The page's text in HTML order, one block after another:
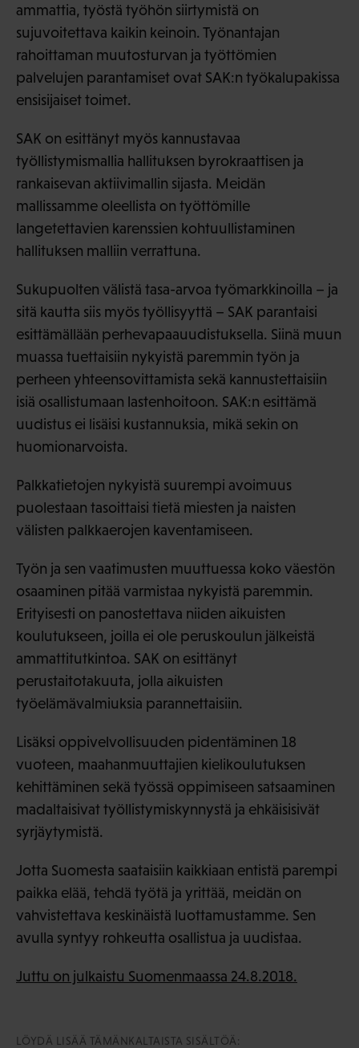
ammattia, työstä työhön siirtymistä on
sujuvoitettava kaikin keinoin. Työnantajan
rahoittaman muutosturvan ja työttömien
palvelujen parantamiset ovat SAK:n työkalupakissa
ensisijaiset toimet.
SAK on esittänyt myös kannustavaa
työllistymismallia hallituksen byrokraattisen ja
rankaisevan aktiivimallin sijasta. Meidän
mallissamme oleellista on työttömille
langetettavien karenssien kohtuullistaminen
hallituksen malliin verrattuna.
Sukupuolten välistä tasa-arvoa työmarkkinoilla – ja
sitä kautta siis myös työllisyyttä – SAK parantaisi
esittämällään perhevapaauudistuksella. Siinä muun
muassa tuettaisiin nykyistä paremmin työn ja
perheen yhteensovittamista sekä kannustettaisiin
isiä osallistumaan lastenhoitoon. SAK:n esittämä
uudistus ei lisäisi kustannuksia, mikä sekin on
huomionarvoista.
Palkkatietojen nykyistä suurempi avoimuus
puolestaan tasoittaisi tietä miesten ja naisten
välisten palkkaerojen kaventamiseen.
Työn ja sen vaatimusten muuttuessa koko väestön
osaaminen pitää varmistaa nykyistä paremmin.
Erityisesti on panostettava niiden aikuisten
koulutukseen, joilla ei ole peruskoulun jälkeistä
ammattitutkintoa. SAK on esittänyt
perustaitotakuuta, jolla aikuisten
työelämävalmiuksia parannettaisiin.
Lisäksi oppivelvollisuuden pidentäminen 18
vuoteen, maahanmuuttajien kielikoulutuksen
kehittäminen sekä työssä oppimiseen satsaaminen
madaltaisivat työllistymiskynnystä ja ehkäisisivät
syrjäytymistä.
Jotta Suomesta saataisiin kaikkiaan entistä parempi
paikka elää, tehdä työtä ja yrittää, meidän on
vahvistettava keskinäistä luottamustamme. Sen
avulla syntyy rohkeutta osallistua ja uudistaa.
Juttu on julkaistu Suomenmaassa 24.8.2018.
LÖYDÄ LISÄÄ TÄMÄNKALTAISTA SISÄLTÖÄ: